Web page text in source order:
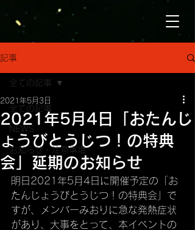
記事
全ての記事
NEWS
お知らせ・注意事項
全ての記事
2021年5月4日「おたんじ
ょうびとうじつ！の特典
会」延期のお知らせ
2021年5月3日
明日2021年5月4日に開催予定の「お
たんじょうびとうじつ！の特典会」で
すが、メンバーみおりに急な発熱症状
があり、大事をとって、本イベントの